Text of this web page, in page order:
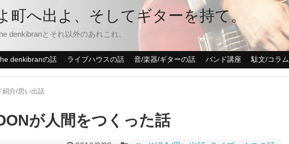
町へ出よ、そしてギターを持て。
denkibranとそれ以外のあれこれ。
denkibranの話 ライブハウスの話 音/楽器/ギターの話 バンド講座 駄文/コラム
紹介/思い出話
が人間をつくった話